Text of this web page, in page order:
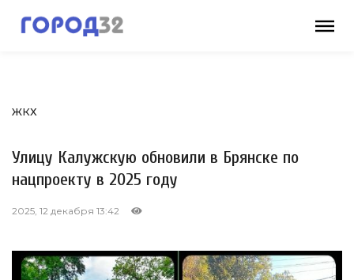
ЖКХ
Улицу Калужскую обновили в Брянске по
нацпроекту в 2025 году
2025, 12 декабря 13:42